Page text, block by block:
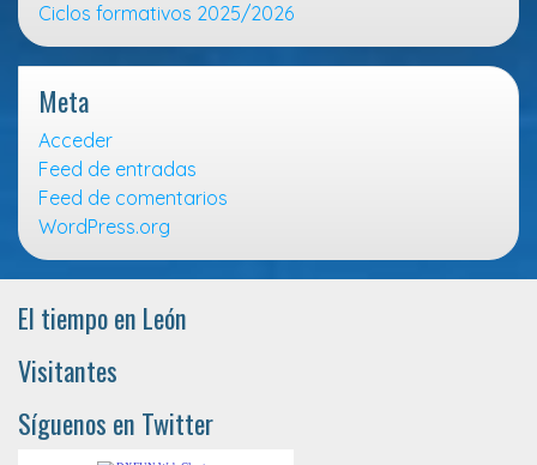
Ciclos formativos 2025/2026
Meta
Acceder
Feed de entradas
Feed de comentarios
WordPress.org
El tiempo en León
Visitantes
Síguenos en Twitter